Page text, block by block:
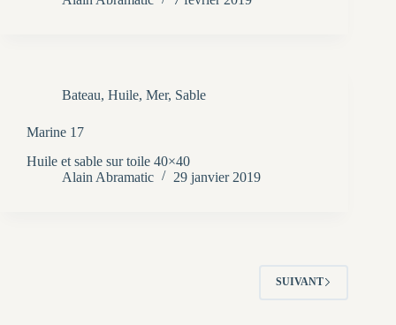
Bateau, Huile, Mer, Sable
Marine 17
Huile et sable sur toile 40×40
Alain Abramatic
29 janvier 2019
SUIVANT